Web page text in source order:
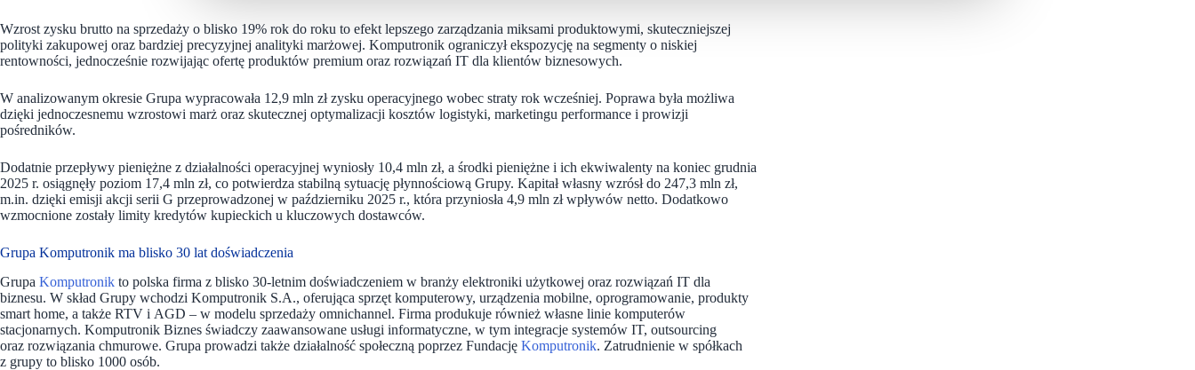
Wzrost zysku brutto na sprzedaży o blisko 19% rok do roku to efekt lepszego zarządzania miksami produktowymi, skuteczniejszej
polityki zakupowej oraz bardziej precyzyjnej analityki marżowej. Komputronik ograniczył ekspozycję na segmenty o niskiej
rentowności, jednocześnie rozwijając ofertę produktów premium oraz rozwiązań IT dla klientów biznesowych.
W analizowanym okresie Grupa wypracowała 12,9 mln zł zysku operacyjnego wobec straty rok wcześniej. Poprawa była możliwa
dzięki jednoczesnemu wzrostowi marż oraz skutecznej optymalizacji kosztów logistyki, marketingu performance i prowizji
pośredników.
Dodatnie przepływy pieniężne z działalności operacyjnej wyniosły 10,4 mln zł, a środki pieniężne i ich ekwiwalenty na koniec grudnia
2025 r. osiągnęły poziom 17,4 mln zł, co potwierdza stabilną sytuację płynnościową Grupy. Kapitał własny wzrósł do 247,3 mln zł,
m.in. dzięki emisji akcji serii G przeprowadzonej w październiku 2025 r., która przyniosła 4,9 mln zł wpływów netto. Dodatkowo
wzmocnione zostały limity kredytów kupieckich u kluczowych dostawców.
Grupa Komputronik ma blisko 30 lat doświadczenia
Grupa Komputronik to polska firma z blisko 30-letnim doświadczeniem w branży elektroniki użytkowej oraz rozwiązań IT dla
biznesu. W skład Grupy wchodzi Komputronik S.A., oferująca sprzęt komputerowy, urządzenia mobilne, oprogramowanie, produkty
smart home, a także RTV i AGD – w modelu sprzedaży omnichannel. Firma produkuje również własne linie komputerów
stacjonarnych. Komputronik Biznes świadczy zaawansowane usługi informatyczne, w tym integracje systemów IT, outsourcing
oraz rozwiązania chmurowe. Grupa prowadzi także działalność społeczną poprzez Fundację Komputronik. Zatrudnienie w spółkach
z grupy to blisko 1000 osób.